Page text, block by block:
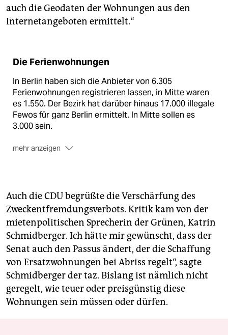
auch die Geodaten der Wohnungen aus den
Internetangeboten ermittelt.“
Die Ferienwohnungen
In Berlin haben sich die Anbieter von 6.305
Ferienwohnungen registrieren lassen, in Mitte waren
es 1.550. Der Bezirk hat darüber hinaus 17.000 illegale
Fewos für ganz Berlin ermittelt. In Mitte sollen es
3.000 sein.
mehr anzeigen
gegeben.(taz)
Auch die CDU begrüßte die Verschärfung des
Zweckentfremdungsverbots. Kritik kam von der
mietenpolitischen Sprecherin der Grünen, Katrin
Schmidberger. Ich hätte mir gewünscht, dass der
Senat auch den Passus ändert, der die Schaffung
von Ersatzwohnungen bei Abriss regelt“, sagte
Schmidberger der taz. Bislang ist nämlich nicht
geregelt, wie teuer oder preisgünstig diese
Wohnungen sein müssen oder dürfen.